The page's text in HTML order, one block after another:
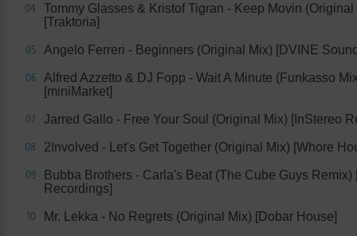
04
Tommy Glasses & Kristof Tigran - Keep Movin (Original
[Traktoria]
05 Angelo Ferreri - Beginners (Original Mix) [DVINE
06
Alfred Azzetto & DJ Fopp - Wait A Minute (Funkasso
[miniMarket]
07 Jarred Gallo - Free Your Soul (Original Mix) [InStereo
08 2Involved - Let's Get Together (Original Mix) [Whore
09
Bubba Brothers - Carla's Beat (The Cube Guys Remix)
Recordings]
10 Mr. Lekka - No Regrets (Original Mix) [Dobar House]